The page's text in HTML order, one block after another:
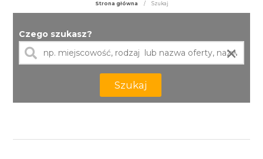
Strona główna / Szukaj
Czego szukasz?
×
Szukaj